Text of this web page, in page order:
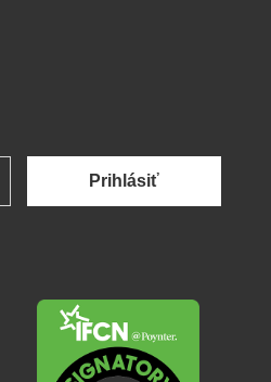
Prihlásiť